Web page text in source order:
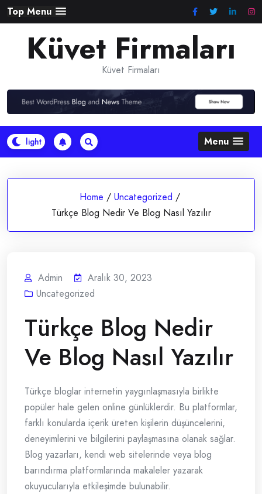
Skip
to
content
Top Menu
Küvet Firmaları
Küvet Firmaları
Menu
Home / Uncategorized /
Türkçe Blog Nedir Ve Blog Nasıl Yazılır
Admin
Aralık 30, 2023
Uncategorized
Türkçe Blog Nedir
Ve Blog Nasıl Yazılır
Türkçe bloglar internetin yaygınlaşmasıyla birlikte
popüler hale gelen online günlüklerdir. Bu platformlar,
farklı konularda içerik üreten kişilerin düşüncelerini,
deneyimlerini ve bilgilerini paylaşmasına olanak sağlar.
Blog yazarları, kendi web sitelerinde veya blog
barındırma platformlarında makaleler yazarak
okuyucularıyla etkileşimde bulunabilir.